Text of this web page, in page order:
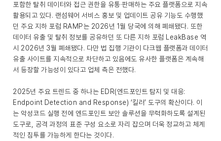
포함한 탈취 데이터와 접근 권한을 유통·판매하는 주요 플랫폼으로 지속
활용되고 있다. 랜섬웨어 서비스 홍보 및 업데이트 공유 기능도 수행했
던 주요 지하 포럼 RAMP는 2026년 1월 당국에 의해 폐쇄됐다. 또한
데이터 유출 및 탈취 정보를 공유하던 또 다른 지하 포럼 LeakBase 역
시 2026년 3월 폐쇄됐다. 다만 법 집행 기관이 다크웹 플랫폼과 데이터
유출 사이트를 지속적으로 차단하고 있음에도 유사한 플랫폼은 계속해
서 등장할 가능성이 있다고 업체 측은 전했다.
2025년 주요 트렌드 중 하나는 EDR(엔드포인트 탐지 및 대응:
Endpoint Detection and Response) ‘킬러’ 도구의 확산이다. 이
는 악성코드 실행 전에 엔드포인트 보안 솔루션을 무력화하도록 설계된
도구로, 공격 과정의 표준 구성 요소로 자리 잡으며 더욱 정교하고 체계
적인 침투를 가능하게 한다는 것이다.